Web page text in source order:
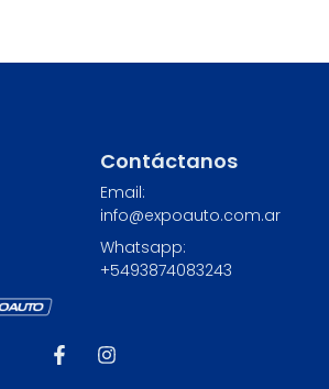
Contáctanos
Email:
info@expoauto.com.ar
Whatsapp:
+5493874083243